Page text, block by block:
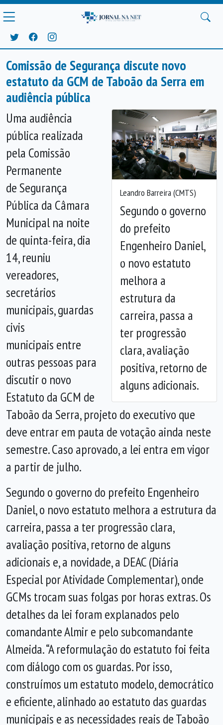
Comissão de Segurança discute novo
estatuto da GCM de Taboão da Serra em
audiência pública
Leandro Barreira (CMTS)
Segundo o governo
do prefeito
Engenheiro Daniel,
o novo estatuto
melhora a
estrutura da
carreira, passa a
ter progressão
clara, avaliação
positiva, retorno de
alguns adicionais.
Anterior
Uma audiência
pública realizada
pela Comissão
Permanente
de Segurança
Pública da Câmara
Municipal na noite
de quinta-feira, dia
14, reuniu
vereadores,
secretários
municipais, guardas
civis
municipais entre
outras pessoas para
discutir o novo
Estatuto da GCM de
Taboão da Serra, projeto do executivo que
deve entrar em pauta de votação ainda neste
semestre. Caso aprovado, a lei entra em vigor
a partir de julho.
Segundo o governo do prefeito Engenheiro
Daniel, o novo estatuto melhora a estrutura da
carreira, passa a ter progressão clara,
avaliação positiva, retorno de alguns
adicionais e, a novidade, a DEAC (Diária
Especial por Atividade Complementar), onde
GCMs trocam suas folgas por horas extras. Os
detalhes da lei foram explanados pelo
comandante Almir e pelo subcomandante
Almeida. “A reformulação do estatuto foi feita
com diálogo com os guardas. Por isso,
construímos um estatuto modelo, democrático
e eficiente, alinhado ao estatuto das guardas
municipais e as necessidades reais de Taboão